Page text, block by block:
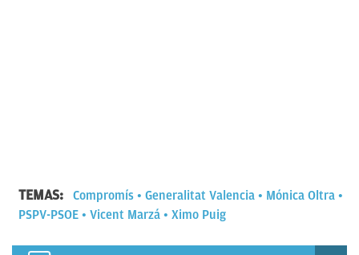
TEMAS: Compromís Generalitat Valencia
Mónica Oltra
PSPV-PSOE
Vicent Marzá Ximo Puig